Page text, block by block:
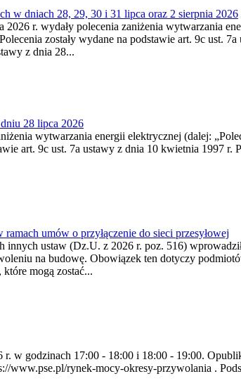
w dniach 28, 29, 30 i 31 lipca oraz 2 sierpnia 2026
r. wydały polecenia zaniżenia wytwarzania
zostały wydane na podstawie art. 9c ust.
z dnia 28...
28 lipca 2026
wytwarzania energii elektrycznej (dalej:
art. 9c ust. 7a ustawy z dnia 10 kwietnia 1997
umów o przyłączenie do sieci przesyłowej
ustaw (Dz.U. z 2026 r. poz. 516)
na budowę. Obowiązek ten dotyczy
mogą zostać...
w godzinach 17:00 - 18:00 i 18:00 - 19:00.
www.pse.pl/rynek-mocy-okresy-przywolania .